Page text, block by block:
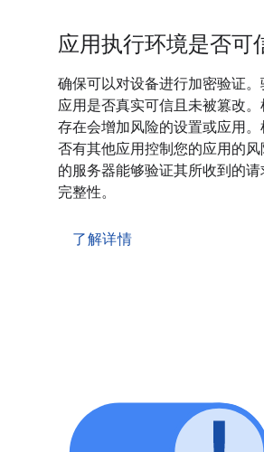
应用执行环境是否可
确保可以对设备进行加密验证
应用是否真实可信且未被篡改
存在会增加风险的设置或应用
否有其他应用控制您的应用的
的服务器能够验证其所收到的
完整性。
了解详情